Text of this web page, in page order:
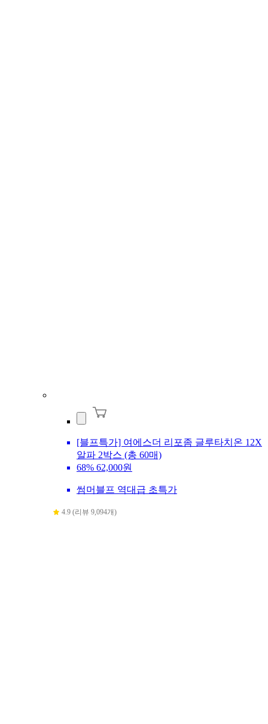
[블프특가] 여에스더 리포좀 글루타치온 12X
알파 2박스 (총 60매)
68% 62,000원
썸머블프 역대급 초특가
4.9 (리뷰 9,094개)